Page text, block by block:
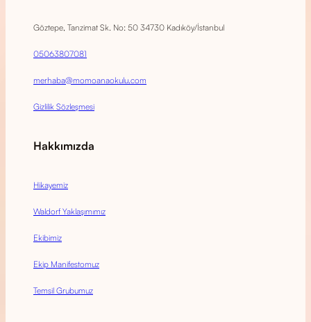
Göztepe, Tanzimat Sk. No: 50 34730 Kadıköy/İstanbul
05063807081
merhaba@momoanaokulu.com
Gizlilik Sözleşmesi
Hakkımızda
Hikayemiz
Waldorf Yaklaşımımız
Ekibimiz
Ekip Manifestomuz
Temsil Grubumuz